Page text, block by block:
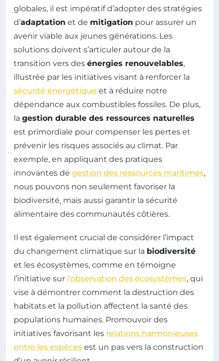
globales, il est impératif d’adopter des stratégies
d’adaptation et de mitigation pour assurer un
avenir viable aux jeunes générations. Les
solutions doivent s’articuler autour de la
transition vers des énergies renouvelables,
illustrée par les initiatives visant à renforcer la
sécurité énergétique et à réduire notre
dépendance aux combustibles fossiles. De plus,
la gestion durable des ressources naturelles
est primordiale pour compenser les pertes et
prévenir les risques associés au climat. Par
exemple, en appliquant des pratiques
innovantes de gestion des ressources maritimes,
nous pouvons non seulement favoriser la
biodiversité, mais aussi garantir la sécurité
alimentaire des communautés côtières.
Il est également crucial de considérer l’impact
du changement climatique sur la biodiversité
et les écosystèmes, comme en témoigne
l’initiative sur l’observation des écosystèmes, qui
vise à démontrer comment la destruction des
habitats et la pollution affectent la santé des
populations humaines. Promouvoir des
initiatives favorisant les relations harmonieuses
entre les espèces est un pas vers la construction